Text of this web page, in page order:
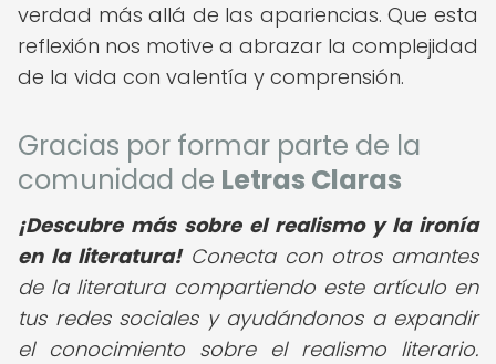
verdad más allá de las apariencias. Que esta
reflexión nos motive a abrazar la complejidad
de la vida con valentía y comprensión.
Gracias por formar parte de la
comunidad de Letras Claras
¡Descubre más sobre el realismo y la ironía
en la literatura!Conecta con otros amantes
de la literatura compartiendo este artículo en
tus redes sociales y ayudándonos a expandir
el conocimiento sobre el realismo literario.